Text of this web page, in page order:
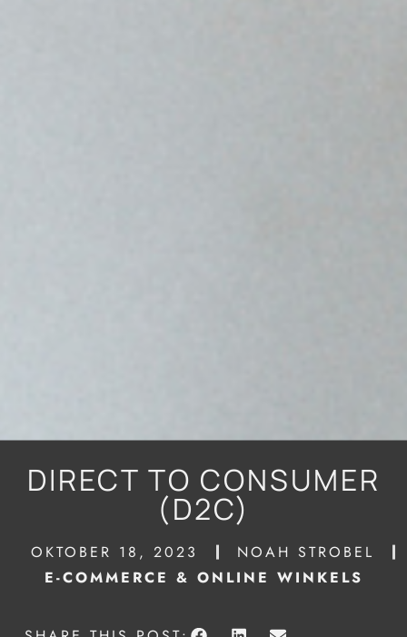
DIRECT TO CONSUMER
(D2C)
OKTOBER 18, 2023
NOAH STROBEL
E-COMMERCE & ONLINE WINKELS